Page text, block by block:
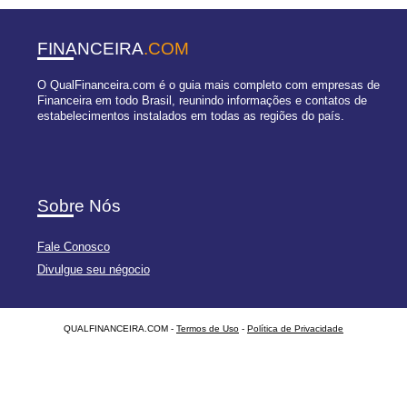
FINANCEIRA.COM
O QualFinanceira.com é o guia mais completo com empresas de
Financeira em todo Brasil, reunindo informações e contatos de
estabelecimentos instalados em todas as regiões do país.
Sobre Nós
Fale Conosco
Divulgue seu négocio
QUALFINANCEIRA.COM - Termos de Uso - Política de Privacidade